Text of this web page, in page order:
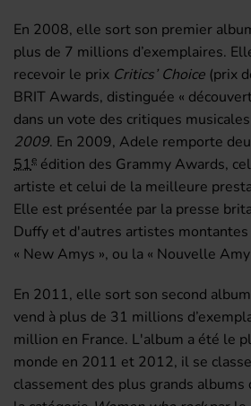
En 2008, elle sort son premier
plus de 7 millions d’exemplaires.
recevoir le prix Critics’ Choice (prix
BRIT Awards, distinguée «
dans un vote des critiques
2009. En 2009, Adele remporte
51e édition des Grammy Awards,
artiste et celui de la meilleure
Elle est présentée par la presse
Duffy et d'autres artistes
« New Amys », ou la « Nouvelle
En 2011, elle sort son second
vend à plus de 31 millions
million en France. L'album a été le
monde en 2011 et 2012, il se classe
classement des plus grands